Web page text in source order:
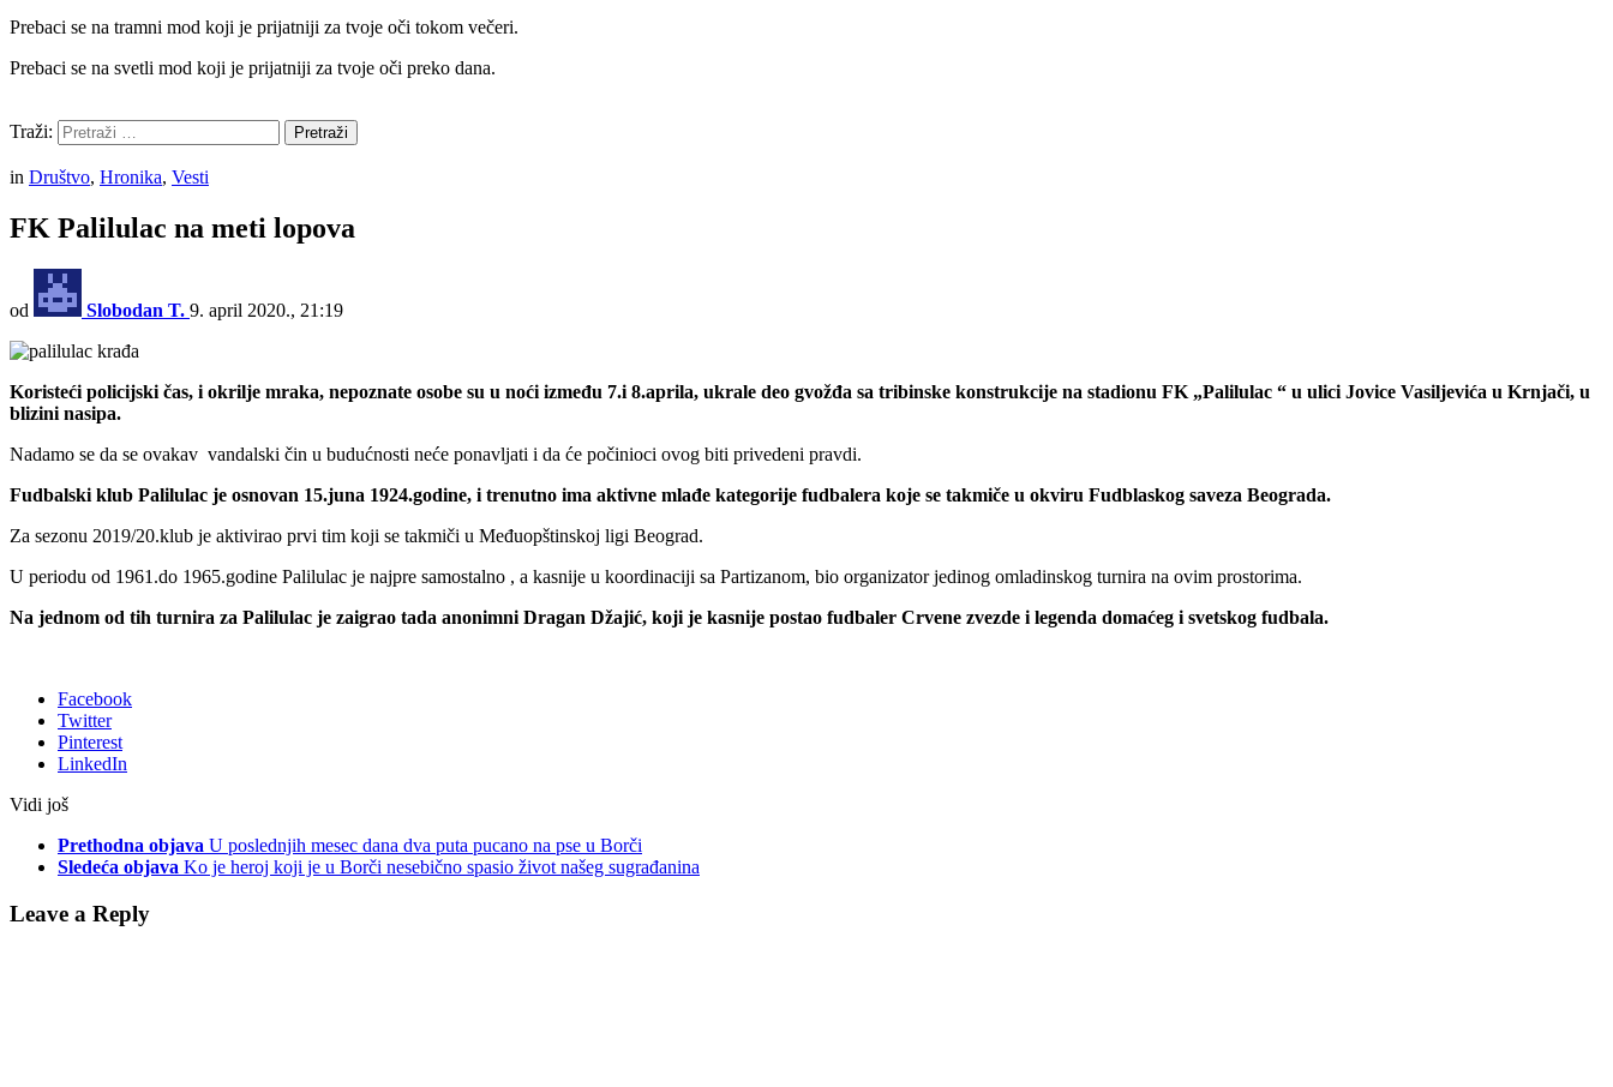
Prebaci se na tramni mod koji je prijatniji za tvoje oči tokom večeri.
Prebaci se na svetli mod koji je prijatniji za tvoje oči preko dana.
Traži:
Pretraži
in Društvo, Hronika, Vesti
FK Palilulac na meti lopova
od Slobodan T. 9. april 2020., 21:19
Koristeći policijski čas, i okrilje mraka, nepoznate osobe su u noći između 7.i 8.aprila, ukrale deo gvožđa sa tribinske konstrukcije na stadionu FK „Palilulac “ u ulici Jovice Vasiljevića u Krnjači, u
blizini nasipa.
Nadamo se da se ovakav vandalski čin u budućnosti neće ponavljati i da će počinioci ovog biti privedeni pravdi.
Fudbalski klub Palilulac je osnovan 15.juna 1924.godine, i trenutno ima aktivne mlađe kategorije fudbalera koje se takmiče u okviru Fudblaskog saveza Beograda.
Za sezonu 2019/20.klub je aktivirao prvi tim koji se takmiči u Međuopštinskoj ligi Beograd.
U periodu od 1961.do 1965.godine Palilulac je najpre samostalno , a kasnije u koordinaciji sa Partizanom, bio organizator jedinog omladinskog turnira na ovim prostorima.
Na jednom od tih turnira za Palilulac je zaigrao tada anonimni Dragan Džajić, koji je kasnije postao fudbaler Crvene zvezde i legenda domaćeg i svetskog fudbala.
Facebook
Twitter
Pinterest
LinkedIn
Vidi još
Prethodna objava U poslednjih mesec dana dva puta pucano na pse u Borči
Sledeća objava Ko je heroj koji je u Borči nesebično spasio život našeg sugrađanina
Leave a Reply